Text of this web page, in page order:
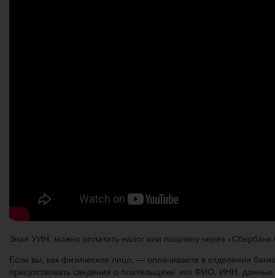
Зная УИН, можно оплатить налог или пошлину через
Если вы, как физическое лицо, — оплачиваете в отделении
присутствовать сведения о плательщике: его ФИО, ИНН,